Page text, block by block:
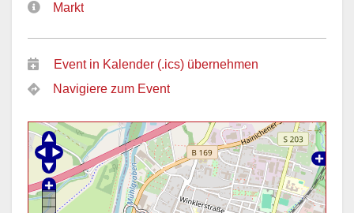
Markt
Event in Kalender (.ics) übernehmen
Navigiere zum Event